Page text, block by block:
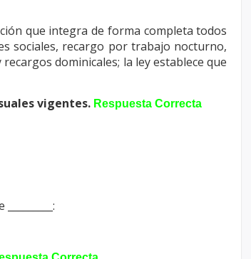
que integra de forma completa todos
sociales, recargo por trabajo nocturno,
recargos dominicales; la ley establece que
vigentes. Respuesta Correcta